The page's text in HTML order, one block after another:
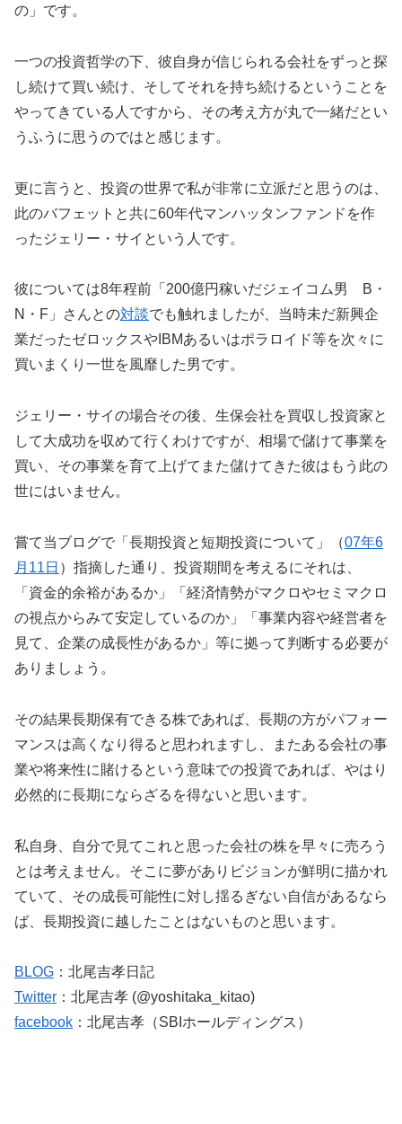
の」です。
一つの投資哲学の下、彼自身が信じられる会社をずっと探
し続けて買い続け、そしてそれを持ち続けるということを
やってきている人ですから、その考え方が丸で一緒だとい
うふうに思うのではと感じます。
更に言うと、投資の世界で私が非常に立派だと思うのは、
此のバフェットと共に60年代マンハッタンファンドを作
ったジェリー・サイという人です。
彼については8年程前「200億円稼いだジェイコム男 B・
N・F」さんとの対談でも触れましたが、当時未だ新興企
業だったゼロックスやIBMあるいはポラロイド等を次々に
買いまくり一世を風靡した男です。
ジェリー・サイの場合その後、生保会社を買収し投資家と
して大成功を収めて行くわけですが、相場で儲けて事業を
買い、その事業を育て上げてまた儲けてきた彼はもう此の
世にはいません。
嘗て当ブログで「長期投資と短期投資について」（07年6
月11日 ）指摘した通り、投資期間を考えるにそれは、
「資金的余裕があるか」「経済情勢がマクロやセミマクロ
の視点からみて安定しているのか」「事業内容や経営者を
見て、企業の成長性があるか」等に拠って判断する必要が
ありましょう。
その結果長期保有できる株であれば、長期の方がパフォー
マンスは高くなり得ると思われますし、またある会社の事
業や将来性に賭けるという意味での投資であれば、やはり
必然的に長期にならざるを得ないと思います。
私自身、自分で見てこれと思った会社の株を早々に売ろう
とは考えません。そこに夢がありビジョンが鮮明に描かれ
ていて、その成長可能性に対し揺るぎない自信があるなら
ば、長期投資に越したことはないものと思います。
BLOG ：北尾吉孝日記
Twitter ：北尾吉孝 (@yoshitaka_kitao)
facebook ：北尾吉孝（SBIホールディングス）